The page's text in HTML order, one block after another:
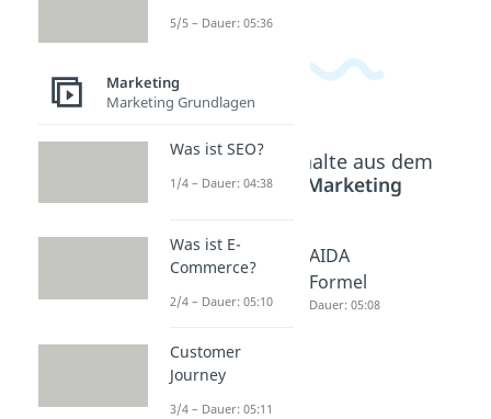
Beliebte Inhalte aus dem
Bereich
Marketing
Sales
on
sförder
ung)
Dauer: 05:12
orientier
ung
AIDA
Formel
Dauer: 05:08
5/5 – Dauer: 05:36
Marketing
Marketing Grundlagen
Was ist SEO?
1/4 – Dauer: 04:38
Was ist E-
Commerce?
2/4 – Dauer: 05:10
Customer
Journey
3/4 – Dauer: 05:11